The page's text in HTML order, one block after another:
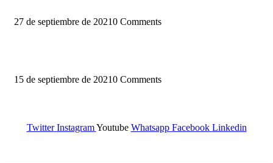
27 de septiembre de 20210 Comments
15 de septiembre de 20210 Comments
Twitter Instagram Youtube Whatsapp Facebook Linkedin